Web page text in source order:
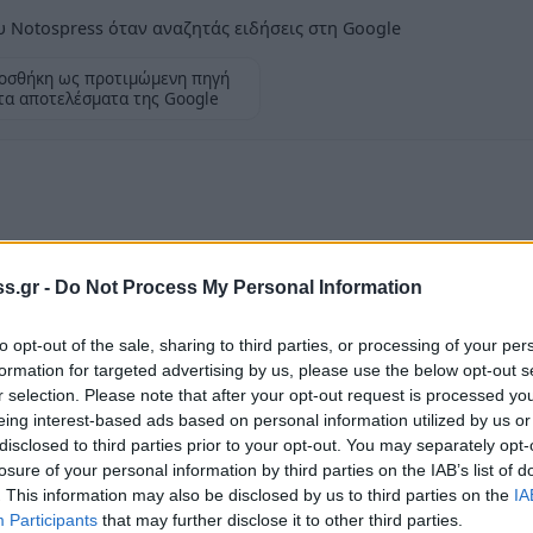
- Do Not Process My Personal Information
opt-out of the sale, sharing to third parties, or processing of your
for targeted advertising by us, please use the below opt-out
selection. Please note that after your opt-out request is processed
interest-based ads based on personal information utilized by us
to third parties prior to your opt-out. You may separately
of your personal information by third parties on the IAB’s list of
This information may also be disclosed by us to third parties on the
Participants that may further disclose it to other third parties.
όταν αναζητάς ειδήσεις στη Google
ως προτιμώμενη πηγή
αποτελέσματα της Google
Ισόγειος, δίχωρος
διαθέτει εξοπλισμό σε
- φωτοτυπικό ψηφιακό μηχάνημα - Η/Υ -
- καταστροφέα εγγράφων - τηλεόραση -
τον εξοπλισμό. Ο χώρος διαθέτει
πώλησης 40.000 ευρώ & Ενοικίασης 250